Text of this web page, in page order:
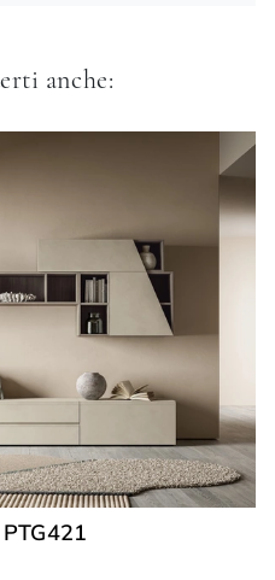
anche: